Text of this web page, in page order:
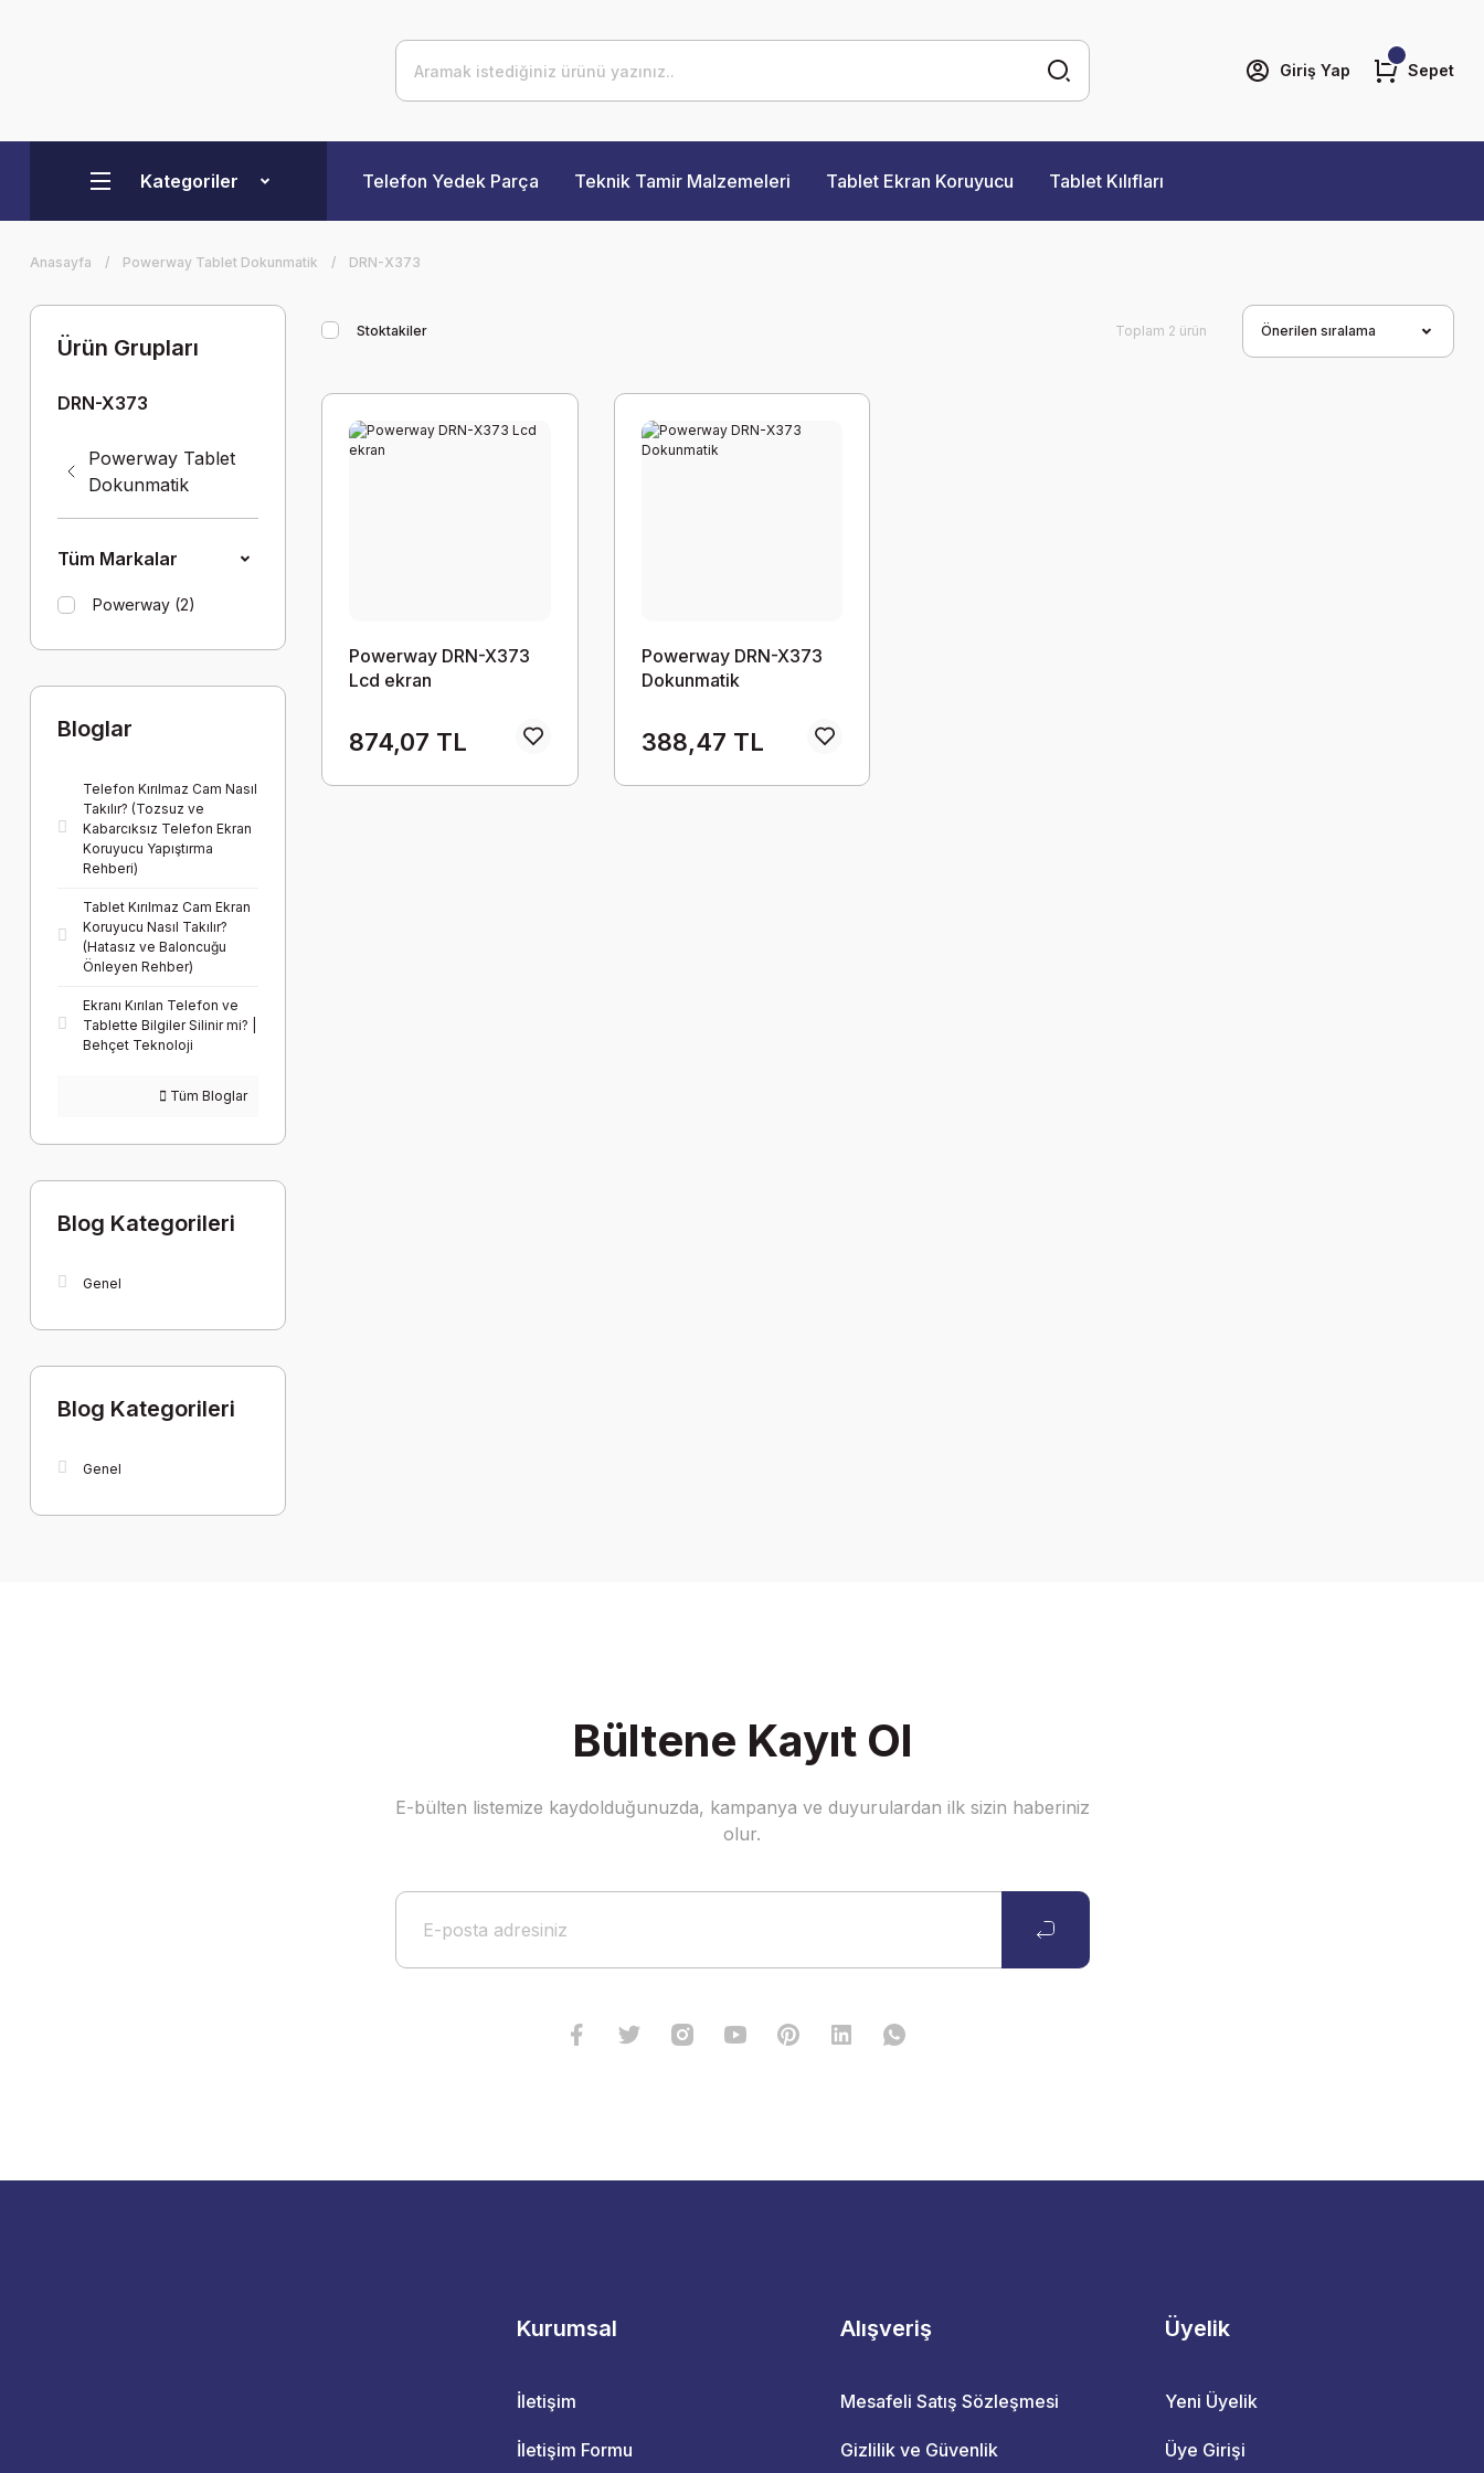
Giriş Yap Sepet
Kategoriler Telefon Yedek Parça Teknik Tamir Malzemeleri Tablet Ekran Koruyucu Tablet Kılıfları
Anasayfa Powerway Tablet Dokunmatik DRN-X373
Ürün Grupları
DRN-X373
Powerway Tablet
Dokunmatik
Tüm Markalar
Powerway (2)
Bloglar
Telefon Kırılmaz Cam Nasıl
Takılır? (Tozsuz ve
Kabarcıksız Telefon Ekran
Koruyucu Yapıştırma
Rehberi)
Tablet Kırılmaz Cam Ekran
Koruyucu Nasıl Takılır?
(Hatasız ve Baloncuğu
Önleyen Rehber)
Ekranı Kırılan Telefon ve
Tablette Bilgiler Silinir mi? |
Behçet Teknoloji
Tüm Bloglar
Blog Kategorileri
Genel
Blog Kategorileri
Genel
Stoktakiler Toplam 2 ürün
Powerway DRN-X373
Lcd ekran
874,07 TL
Powerway DRN-X373
Dokunmatik
388,47 TL
Bültene Kayıt Ol
E-bülten listemize kaydolduğunuzda, kampanya ve duyurulardan ilk sizin haberiniz
olur.
Kurumsal
İletişim
İletişim Formu
Alışveriş
Mesafeli Satış Sözleşmesi
Gizlilik ve Güvenlik
Üyelik
Yeni Üyelik
Üye Girişi